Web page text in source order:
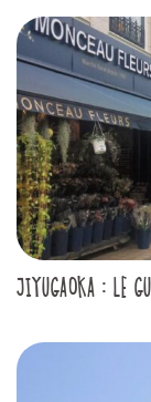
JIYUGAOKA : LE